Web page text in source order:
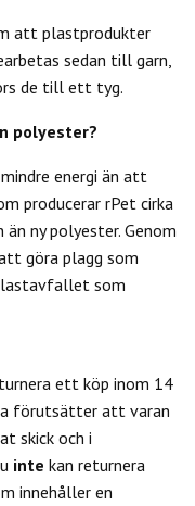
att plastprodukter
sedan till garn,
de till ett tyg.
polyester?
energi än att
producerar rPet cirka
ny polyester. Genom
göra plagg som
som
ett köp inom 14
förutsätter att varan
skick och i
inte kan returnera
innehåller en